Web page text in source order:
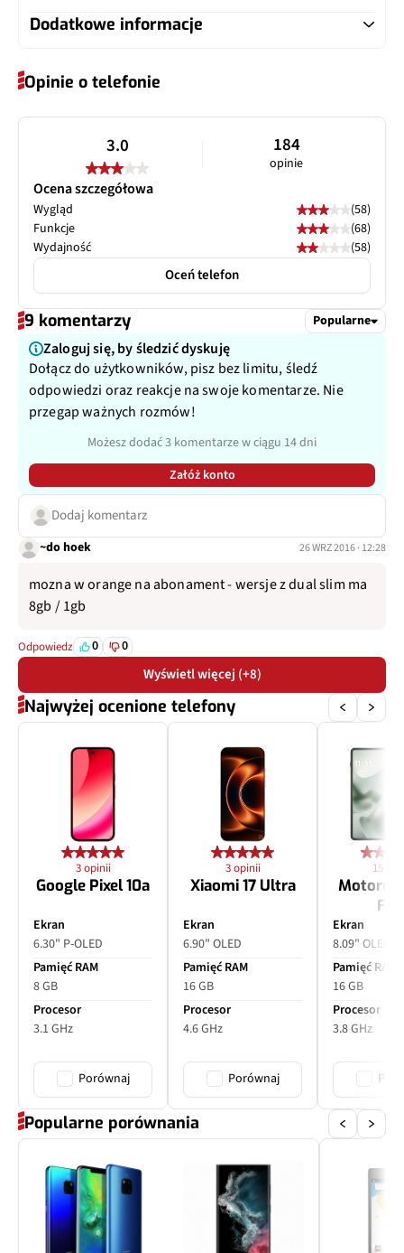
ekranem
Bluetooth 4.0
Rodzaj USB
Typ USB
Odtwarzacz wideo
Akumulator
Wymienny akumulator
Szybkie ładowanie Nie
Bezprzewodowe ładowanie
Dodatkowe informacje
Opinie o telefonie
3.0 184
opinie
Ocena szczegółowa
Wygląd
(58)
Funkcje
(68)
Wydajność
(58)
Oceń telefon
9 komentarzy Popularne
Zaloguj się, by śledzić dyskuję
Dołącz do użytkowników, pisz bez limitu, śledź
odpowiedzi oraz reakcje na swoje komentarze. Nie
przegap ważnych rozmów!
Możesz dodać 3 komentarze w ciągu 14 dni
Załóż konto
Dodaj komentarz
~do hoek 26 WRZ 2016 · 12:28
mozna w orange na abonament - wersje z dual slim ma
8gb / 1gb
Odpowiedz 0 0
Wyświetl więcej (+8)
Najwyżej ocenione telefony
3 opinii
Google Pixel 10a
Ekran
6.30" P-OLED
Pamięć RAM
8 GB
Procesor
3.1 GHz
Porównaj
3 opinii
Xiaomi 17 Ultra
Ekran
6.90" OLED
Pamięć RAM
16 GB
Procesor
4.6 GHz
Porównaj
15
Motorola
Ekran
8.09" OLED
Pamięć RAM
16 GB
Procesor
3.8 GHz
Popularne porównania